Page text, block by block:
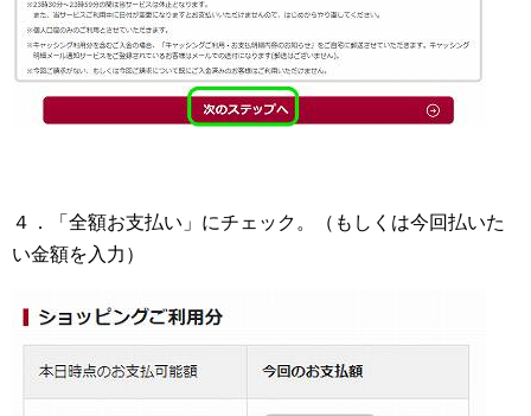
４．「全額お支払い」にチェック。（もしくは今回払いた
い金額を入力）